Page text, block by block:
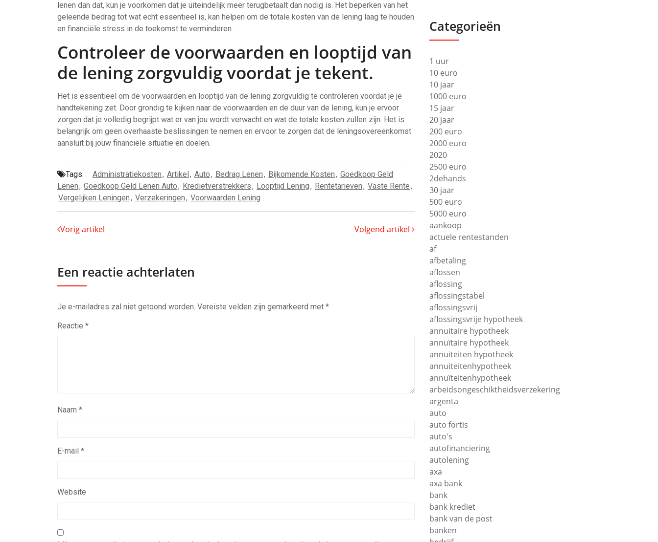
lenen dan dat, kun je voorkomen dat je uiteindelijk meer terugbetaalt dan nodig is. Het beperken van het
geleende bedrag tot wat echt essentieel is, kan helpen om de totale kosten van de lening laag te houden
en financiële stress in de toekomst te verminderen.
Controleer de voorwaarden en looptijd van
de lening zorgvuldig voordat je tekent.
Het is essentieel om de voorwaarden en looptijd van de lening zorgvuldig te controleren voordat je je
handtekening zet. Door grondig te kijken naar de voorwaarden en de duur van de lening, kun je ervoor
zorgen dat je volledig begrijpt wat er van jou wordt verwacht en wat de totale kosten zullen zijn. Het is
belangrijk om geen overhaaste beslissingen te nemen en ervoor te zorgen dat de leningsovereenkomst
aansluit bij jouw financiële situatie en doelen.
Tags: Administratiekosten, Artikel, Auto, Bedrag Lenen, Bijkomende Kosten, Goedkoop Geld
Lenen, Goedkoop Geld Lenen Auto, Kredietverstrekkers, Looptijd Lening, Rentetarieven, Vaste Rente,
Vergelijken Leningen, Verzekeringen, Voorwaarden Lening
Vorig artikel Volgend artikel
Een reactie achterlaten
Je e-mailadres zal niet getoond worden. Vereiste velden zijn gemarkeerd met *
Reactie *
Naam *
E-mail *
Website
Categorieën
1 uur
10 euro
10 jaar
1000 euro
15 jaar
20 jaar
200 euro
2000 euro
2020
2500 euro
2dehands
30 jaar
500 euro
5000 euro
aankoop
actuele rentestanden
af
afbetaling
aflossen
aflossing
aflossingstabel
aflossingsvrij
aflossingsvrije hypotheek
annuitaire hypotheek
annuïtaire hypotheek
annuiteiten hypotheek
annuiteitenhypotheek
annuïteitenhypotheek
arbeidsongeschiktheidsverzekering
argenta
auto
auto fortis
auto's
autofinanciering
autolening
axa
axa bank
bank
bank krediet
bank van de post
banken